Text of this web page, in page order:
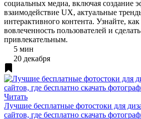
социальных медиа, включая создание
взаимодействие UX, актуальные
интерактивного контента. Узнайте,
вовлеченность пользователей и
привлекательным.
5 мин
20 декабря
Читать
Лучшие бесплатные фотостоки для
сайтов, где бесплатно скачать